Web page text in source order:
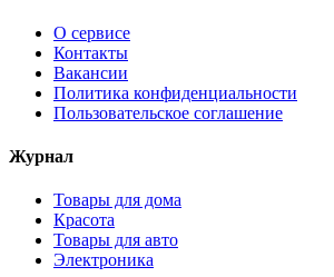
О сервисе
Контакты
Вакансии
Политика конфиденциальности
Пользовательское соглашение
Журнал
Товары для дома
Красота
Товары для авто
Электроника